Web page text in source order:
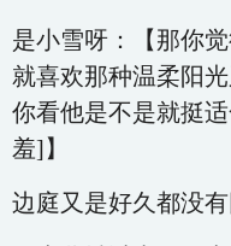
是小雪呀：【那你
就喜欢那种温柔阳
你看他是不是就挺
羞]】
边庭又是好久都没有